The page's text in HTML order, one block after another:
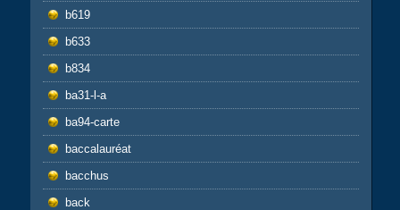
b619
b633
b834
ba31-l-a
ba94-carte
baccalauréat
bacchus
back